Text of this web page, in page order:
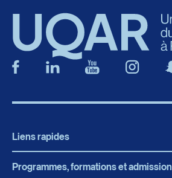
Liens rapides
Actualités
Programmes, formations et admission